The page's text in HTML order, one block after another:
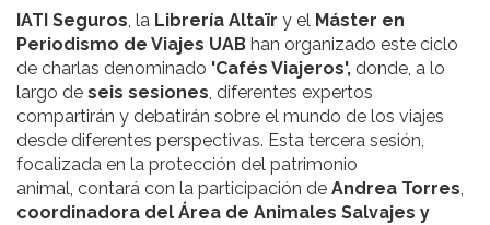
IATI Seguros, la Librería Altaïr y el Máster en
Periodismo de Viajes UAB han organizado este ciclo
de charlas denominado 'Cafés Viajeros', donde, a lo
largo de seis sesiones, diferentes expertos
compartirán y debatirán sobre el mundo de los viajes
desde diferentes perspectivas. Esta tercera sesión,
focalizada en la protección del patrimonio
animal, contará con la participación de Andrea Torres,
coordinadora del Área de Animales Salvajes y